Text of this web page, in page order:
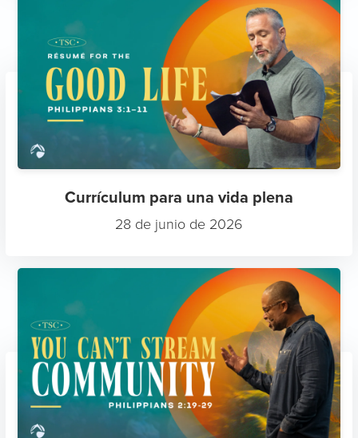
Currículum para una vida plena
28 de junio de 2026